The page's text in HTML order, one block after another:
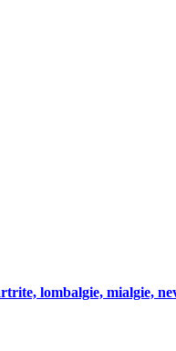
lombalgie, mialgie,